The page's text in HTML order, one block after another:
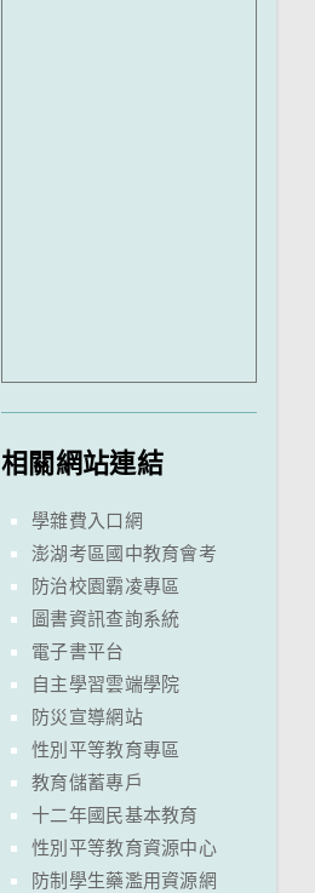
相關網站連結
學雜費入口網
澎湖考區國中教育會考
防治校園霸凌專區
圖書資訊查詢系統
電子書平台
自主學習雲端學院
防災宣導網站
性別平等教育專區
教育儲蓄專戶
十二年國民基本教育
性別平等教育資源中心
防制學生藥濫用資源網